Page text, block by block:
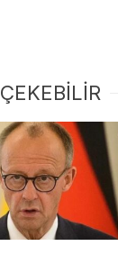
ÇEKEBİLİR